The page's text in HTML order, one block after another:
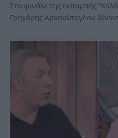
Στο φινάλε της εκπομπής
Γρηγόρης Αρναούτογλου